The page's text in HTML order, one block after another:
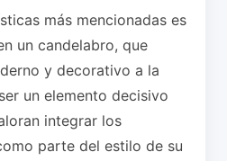
más mencionadas es
un candelabro, que
y decorativo a la
un elemento decisivo
integrar los
parte del estilo de su